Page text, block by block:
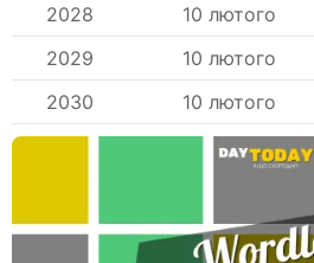
2028
10 лютого
2029
10 лютого
2030
10 лютого